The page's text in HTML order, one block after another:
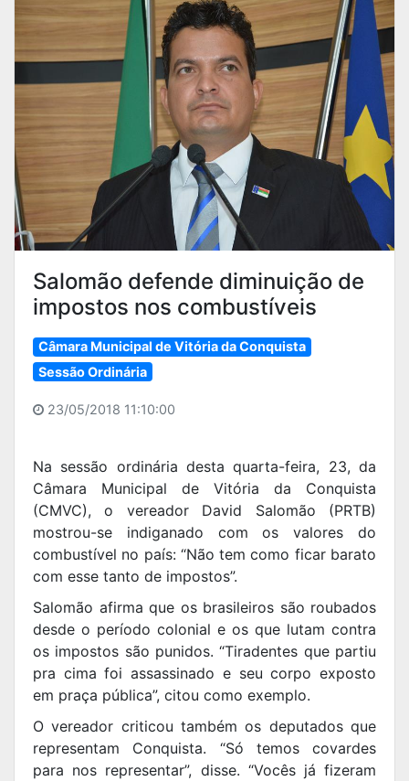
Salomão defende diminuição de
impostos nos combustíveis
Câmara Municipal de Vitória da Conquista
Sessão Ordinária
23/05/2018 11:10:00
Na sessão ordinária desta quarta-feira, 23, da
Câmara Municipal de Vitória da Conquista
(CMVC), o vereador David Salomão (PRTB)
mostrou-se indiganado com os valores do
combustível no país: “Não tem como ficar barato
com esse tanto de impostos”.
Salomão afirma que os brasileiros são roubados
desde o período colonial e os que lutam contra
os impostos são punidos. “Tiradentes que partiu
pra cima foi assassinado e seu corpo exposto
em praça pública”, citou como exemplo.
O vereador criticou também os deputados que
representam Conquista. “Só temos covardes
para nos representar”, disse. “Vocês já fizeram